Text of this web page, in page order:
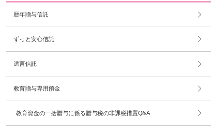
暦年贈与信託
ずっと安心信託
遺言信託
教育贈与専用預金
教育資金の一括贈与に係る贈与税の非課税措置Q&A